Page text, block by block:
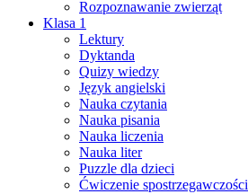
Rozpoznawanie zwierząt
Klasa 1
Lektury
Dyktanda
Quizy wiedzy
Język angielski
Nauka czytania
Nauka pisania
Nauka liczenia
Nauka liter
Puzzle dla dzieci
Ćwiczenie spostrzegawczości